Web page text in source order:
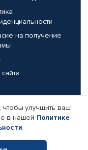
на получение
компании
улучшить ваш
в нашей Политике
.